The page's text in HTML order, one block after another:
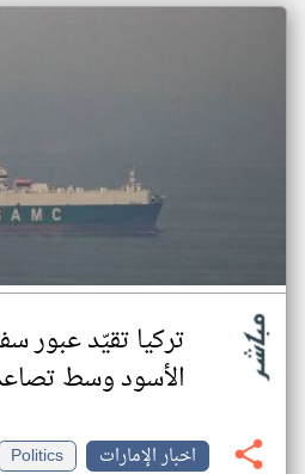
تركيا تقيّد عبور
الأسود وسط
اخبار الإمارات
Politics